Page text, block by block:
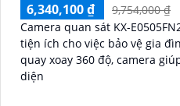
6,340,100 ₫
9,754,000 ₫
Camera quan sát KX-
tiện ích cho việc bảo vệ gia đình và căn
quay xoay 360 độ, camera
diện